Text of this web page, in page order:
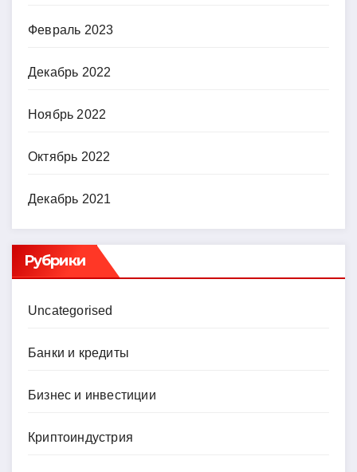
Февраль 2023
Декабрь 2022
Ноябрь 2022
Октябрь 2022
Декабрь 2021
Рубрики
Uncategorised
Банки и кредиты
Бизнес и инвестиции
Криптоиндустрия